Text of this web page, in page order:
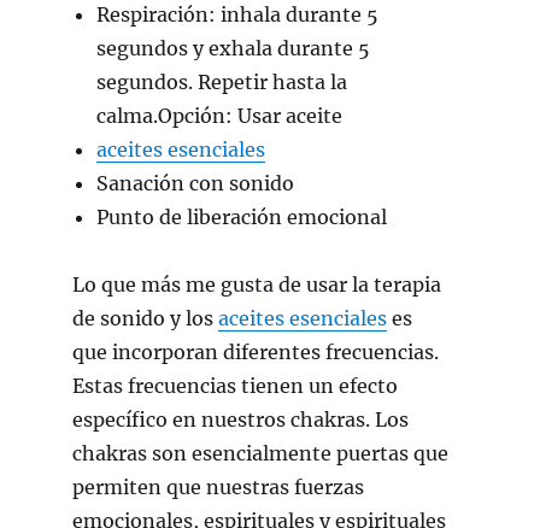
Respiración: inhala durante 5
segundos y exhala durante 5
segundos. Repetir hasta la
calma.Opción: Usar aceite
aceites esenciales
Sanación con sonido
Punto de liberación emocional
Lo que más me gusta de usar la terapia
de sonido y los aceites esenciales es
que incorporan diferentes frecuencias.
Estas frecuencias tienen un efecto
específico en nuestros chakras. Los
chakras son esencialmente puertas que
permiten que nuestras fuerzas
emocionales, espirituales y espirituales